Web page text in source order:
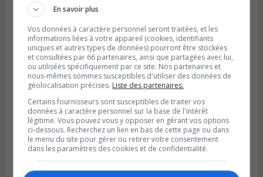
Des fromages de la Laiterie Coaticook
rappelés par l’ACIA
En savoir plus
Vos données à caractère personnel seront traitées, et les
informations liées à votre appareil (cookies, identifiants
uniques et autres types de données) pourront être stockées
et consultées par 66 partenaires, ainsi que partagées avec lui,
ou utilisées spécifiquement par ce site. Nos partenaires et
nous-mêmes sommes susceptibles d'utiliser des données de
géolocalisation précises. Liste des partenaires.
Certains fournisseurs sont susceptibles de traiter vos
données à caractère personnel sur la base de l'intérêt
légitime. Vous pouvez vous y opposer en gérant vos options
ci-dessous. Recherchez un lien en bas de cette page ou dans
le menu du site pour gérer ou retirer votre consentement
dans les paramètres des cookies et de confidentialité.